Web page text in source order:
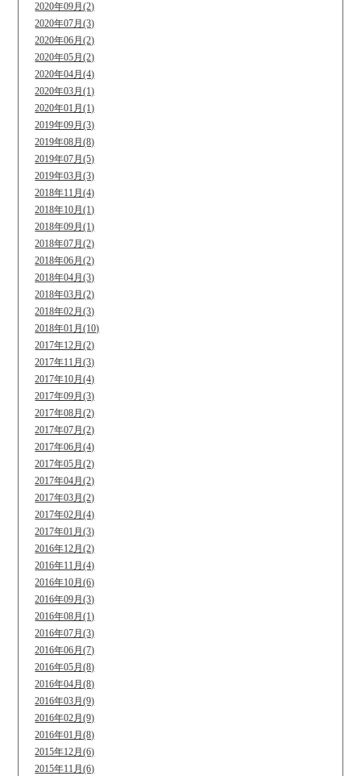
2020年09月(2)
2020年07月(3)
2020年06月(2)
2020年05月(2)
2020年04月(4)
2020年03月(1)
2020年01月(1)
2019年09月(3)
2019年08月(8)
2019年07月(5)
2019年03月(3)
2018年11月(4)
2018年10月(1)
2018年09月(1)
2018年07月(2)
2018年06月(2)
2018年04月(3)
2018年03月(2)
2018年02月(3)
2018年01月(10)
2017年12月(2)
2017年11月(3)
2017年10月(4)
2017年09月(3)
2017年08月(2)
2017年07月(2)
2017年06月(4)
2017年05月(2)
2017年04月(2)
2017年03月(2)
2017年02月(4)
2017年01月(3)
2016年12月(2)
2016年11月(4)
2016年10月(6)
2016年09月(3)
2016年08月(1)
2016年07月(3)
2016年06月(7)
2016年05月(8)
2016年04月(8)
2016年03月(9)
2016年02月(9)
2016年01月(8)
2015年12月(6)
2015年11月(6)